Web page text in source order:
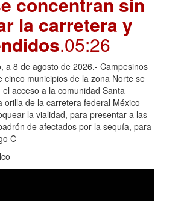
la carretera y
.05:26
a 8 de agosto de 2026.- Campesinos
cinco municipios de la zona Norte se
acceso a la comunidad Santa
orilla de la carretera federal México-
la vialidad, para presentar a las
de afectados por la sequía, para
C